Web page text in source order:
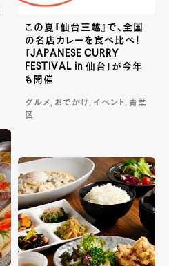
この夏『仙台三越』で、全国
の名店カレーを食べ比べ！
「JAPANESE CURRY
FESTIVAL in 仙台」が今年
も開催
グルメ, おでかけ, イベント, 青葉
区